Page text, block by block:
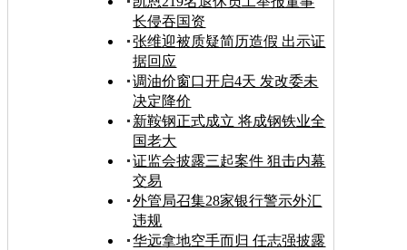
长侵吞国资
张维迎被质疑简历造假 出示证
据回应
调油价窗口开启4天 发改委未
决定降价
新鞍钢正式成立 将成钢铁业全
国老大
证监会披露三起案件 狙击内幕
交易
外管局召集28家银行警示外汇
违规
华远拿地空手而归 任志强披露